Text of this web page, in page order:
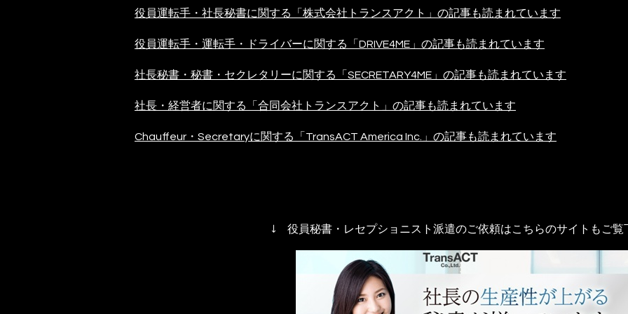
役員運転手・社長秘書に関する「株式会社トランスアクト」の記事も読まれています
役員運転手・運転手・ドライバーに関する「DRIVE4ME」の記事も読まれています
社長秘書・秘書・セクレタリーに関する「SECRETARY4ME」の記事も読まれています
社長・経営者に関する「合同会社トランスアクト」の記事も読まれています
Chauffeur・Secretaryに関する「TransACT America Inc.」の記事も読まれています
↓ 役員秘書・レセプショニスト派遣のご依頼はこちらのサイトもご覧